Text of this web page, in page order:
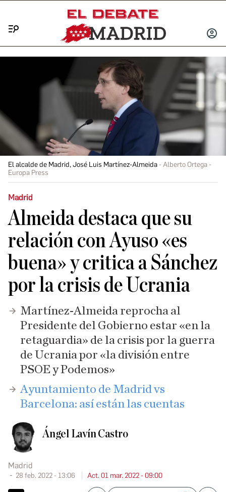
INICIAR
El alcalde de Madrid, José Luis Martínez-Almeida
Alberto Ortega -
Europa Press
Madrid
Almeida destaca que su
relación con Ayuso «es
buena» y critica a Sánchez
por la crisis de Ucrania
Martínez-Almeida reprocha al
Presidente del Gobierno estar «en la
retaguardia» de la crisis por la guerra
de Ucrania por «la división entre
PSOE y Podemos»
Ayuntamiento de Madrid vs
Barcelona: así están las cuentas
Ángel Lavín Castro
Madrid
28 feb. 2022 - 13:06 Act. 01 mar. 2022 - 09:00